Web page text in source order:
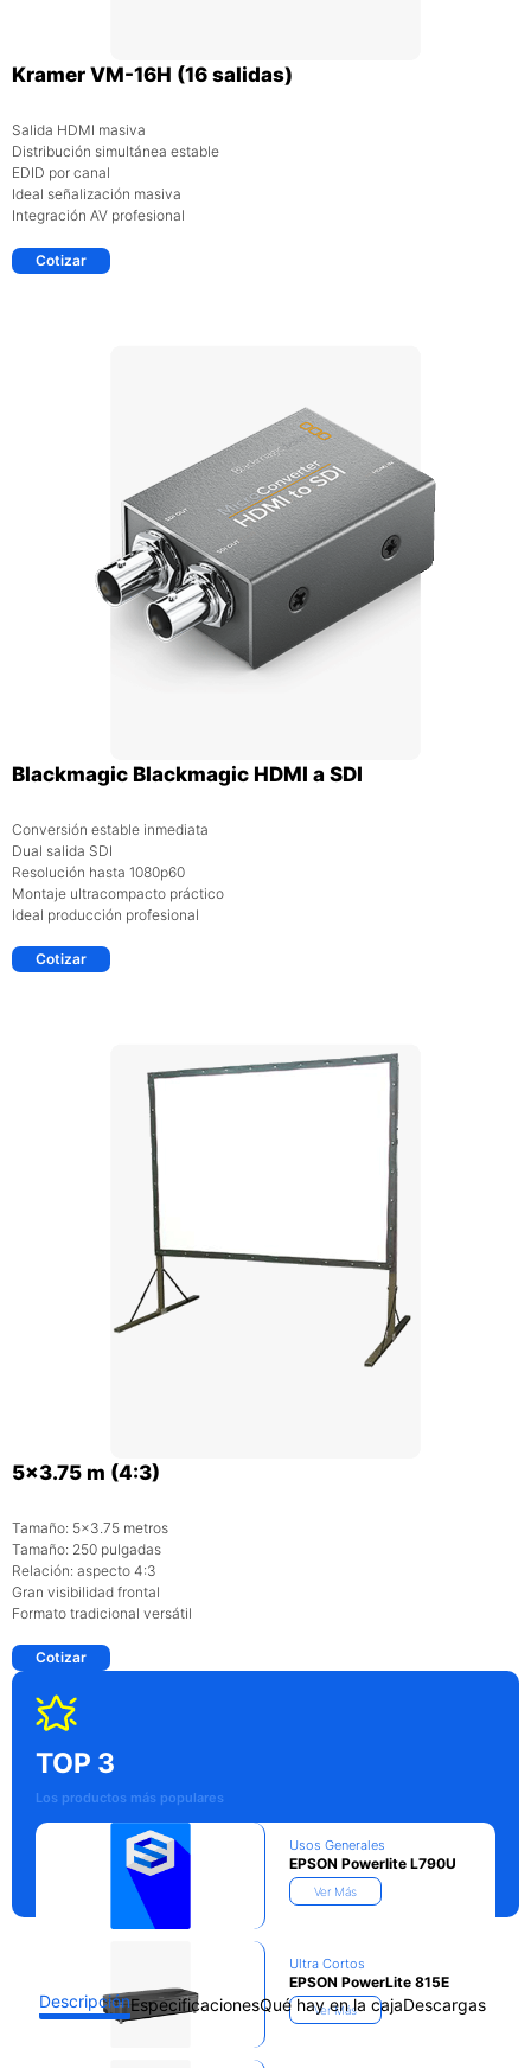
Kramer VM-16H (16 salidas)
Salida HDMI masiva
Distribución simultánea estable
EDID por canal
Ideal señalización masiva
Integración AV profesional
Cotizar
Blackmagic Blackmagic HDMI a SDI
Conversión estable inmediata
Dual salida SDI
Resolución hasta 1080p60
Montaje ultracompacto práctico
Ideal producción profesional
Cotizar
5×3.75 m (4:3)
Tamaño: 5×3.75 metros
Tamaño: 250 pulgadas
Relación: aspecto 4:3
Gran visibilidad frontal
Formato tradicional versátil
Cotizar
TOP 3
Los productos más populares
Usos Generales
EPSON Powerlite L790U
Ver Más
Ultra Cortos
EPSON PowerLite 815E
Ver Más
DescripciónEspecificacionesQué hay en la cajaDescargas